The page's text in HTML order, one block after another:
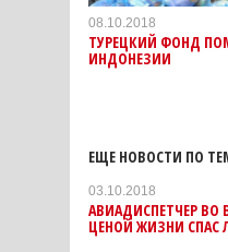
08.10.2018
ТУРЕЦКИЙ ФОНД
ИНДОНЕЗИИ
ЕЩЕ НОВОСТИ ПО
03.10.2018
АВИАДИСПЕТЧЕР ВО
ЦЕНОЙ ЖИЗНИ СПАС